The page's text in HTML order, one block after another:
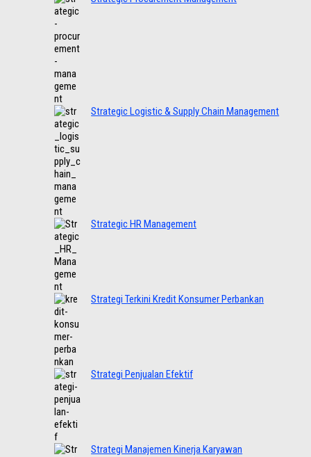
Strategic Logistic & Supply Chain Management
Strategic HR Management
Strategi Terkini Kredit Konsumer Perbankan
Strategi Penjualan Efektif
Strategi Manajemen Kinerja Karyawan